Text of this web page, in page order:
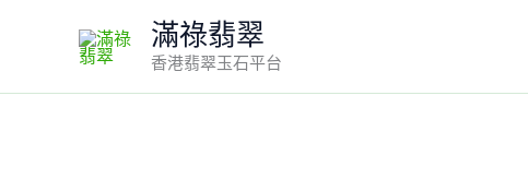
滿祿翡翠
香港翡翠玉石平台